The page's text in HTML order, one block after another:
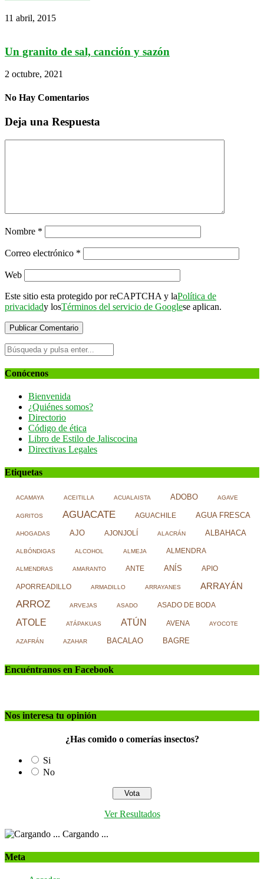
11 abril, 2015
Un granito de sal, canción y sazón
2 octubre, 2021
No Hay Comentarios
Deja una Respuesta
Nombre *
Correo electrónico *
Web
Este sitio esta protegido por reCAPTCHA y laPolítica de
privacidady losTérminos del servicio de Googlese aplican.
Conócenos
Bienvenida
¿Quiénes somos?
Directorio
Código de ética
Libro de Estilo de Jaliscocina
Directivas Legales
Etiquetas
ACAMAYA ACEITILLA ACUALAISTA ADOBO AGAVE
AGRITOS AGUACATE AGUACHILE AGUA FRESCA
AHOGADAS AJO AJONJOLÍ ALACRÁN ALBAHACA
ALBÓNDIGAS ALCOHOL ALMEJA ALMENDRA
ALMENDRAS AMARANTO ANTE ANÍS APIO
APORREADILLO ARMADILLO ARRAYANES ARRAYÁN
ARROZ ARVEJAS ASADO ASADO DE BODA
ATOLE ATÁPAKUAS ATÚN AVENA AYOCOTE
AZAFRÁN AZAHAR BACALAO BAGRE
Encuéntranos en Facebook
Nos interesa tu opinión
¿Has comido o comerías insectos?
Si
No
Ver Resultados
Cargando ...
Meta